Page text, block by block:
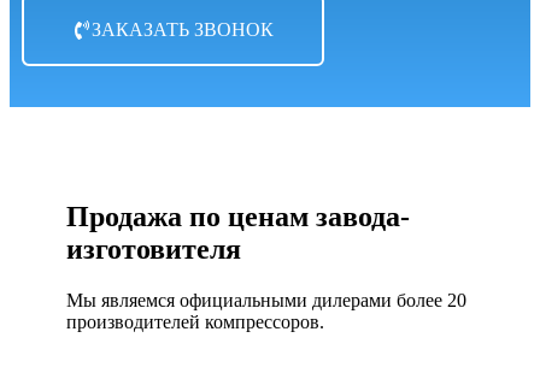
ЗАКАЗАТЬ ЗВОНОК
Продажа по ценам завода-
изготовителя
Мы являемся официальными дилерами более 20
производителей компрессоров.